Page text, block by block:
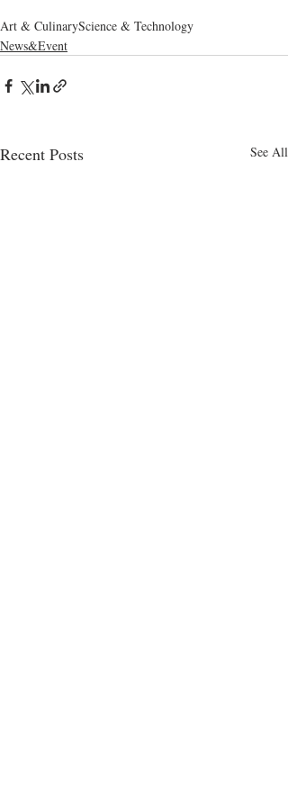
Art & CulinaryScience & Technology
News&Event
Recent Posts See All